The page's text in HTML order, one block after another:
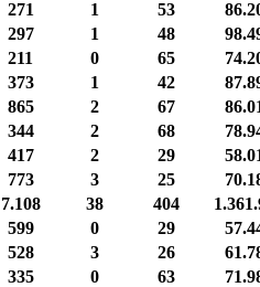
271 1 53
297 1 48
211 0 65
373 1 42
865 2 67
344 2 68
417 2 29
773 3 25
7.108 38 404
599 0 29
528 3 26
335 0 63